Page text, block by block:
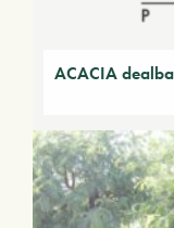
ACACIA